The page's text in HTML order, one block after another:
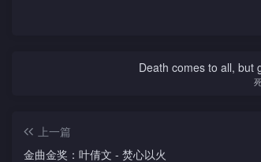
Death comes to all, but
上一篇
金曲金奖：叶倩文 - 焚心以火